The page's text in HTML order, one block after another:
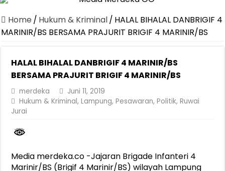
Canangkan Desa TAPIS dan Luncurkan Sekolah Lansia di
Pemprov Lampung Berhasil Kendalikan Inflasi, Jadi Provinsi
Dirut Jasa Raharja Dampingi Wamenhub Tinjau Penanganan
Pastikan Pelayanan Maksimal, Direksi Jasa Raharja Tinjau Korban
Dirut Jasa Raharja Dampingi Wamenhub Tinjau Penanganan
Jasa Raharja Jamin Seluruh Korban Kebakaran KM Mutiara
Gubernur Mirza Ajak IAI Darul Fattah Cetak SDM Adaptif
Home / Hukum & Kriminal/ HALAL BIHALAL DANBRIGIF 4
MARINIR/BS BERSAMA PRAJURIT BRIGIF 4 MARINIR/BS
HALAL BIHALAL DANBRIGIF 4 MARINIR/BS
BERSAMA PRAJURIT BRIGIF 4 MARINIR/BS
merdeka
Juni 11, 2019
Hukum & Kriminal,Lampung,Pesawaran,Politik,Ruwai
Jurai
Media merdeka.co -Jajaran Brigade Infanteri 4
Marinir/BS (Brigif 4 Marinir/BS) wilayah Lampung